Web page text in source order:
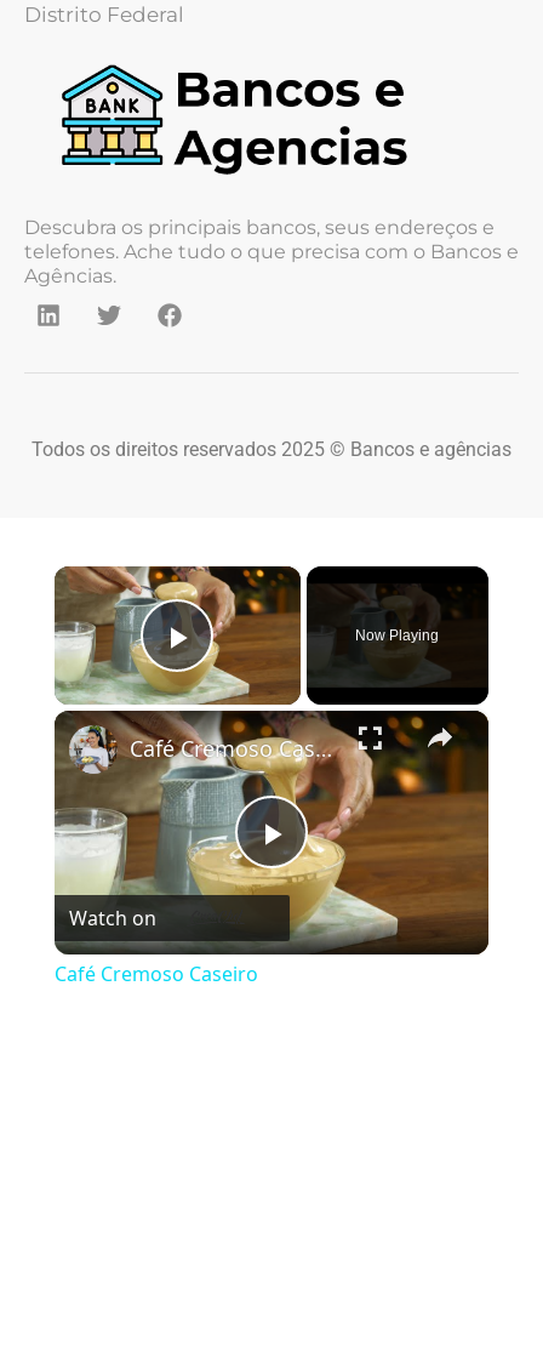
Distrito Federal
Descubra os principais bancos, seus endereços e
telefones. Ache tudo o que precisa com o Bancos e
Agências.
Todos os direitos reservados 2025 © Bancos e agências
×
Play Video
Now Playing
×
Play Video
Café Cremoso Caseiro
Watch on
Café Cremoso Caseiro